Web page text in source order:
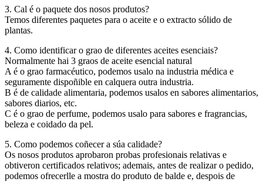
3. Cal é o paquete dos nosos produtos?
Temos diferentes paquetes para o aceite e o extracto sólido de
plantas.
4. Como identificar o grao de diferentes aceites esenciais?
Normalmente hai 3 graos de aceite esencial natural
A é o grao farmacéutico, podemos usalo na industria médica e
seguramente dispoñible en calquera outra industria.
B é de calidade alimentaria, podemos usalos en sabores alimentarios,
sabores diarios, etc.
C é o grao de perfume, podemos usalo para sabores e fragrancias,
beleza e coidado da pel.
5. Como podemos coñecer a súa calidade?
Os nosos produtos aprobaron probas profesionais relativas e
obtiveron certificados relativos; ademais, antes de realizar o pedido,
podemos ofrecerlle a mostra do produto de balde e, despois de